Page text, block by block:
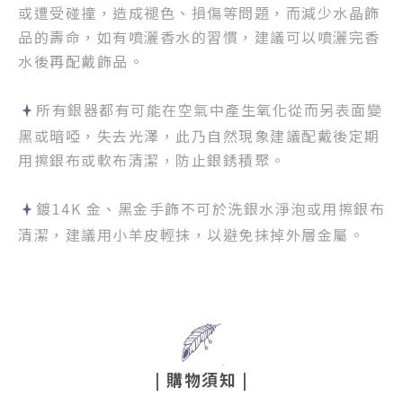
或遭受碰撞，造成褪色、損傷等問題，而減少水晶飾
品的壽命，如有噴灑香水的習慣，建議可以噴灑完香
水後再配戴飾品。
所有銀器都有可能在空氣中產生氧化從而另表面變
黑或暗啞，失去光澤，此乃自然現象建議配戴後定期
用擦銀布或軟布清潔，防止銀銹積聚。
鍍14K 金、黑金手飾不可於洗銀水淨泡或用擦銀布
清潔，建議用小羊皮輕抹，以避免抹掉外層金屬。
| 購物須知 |